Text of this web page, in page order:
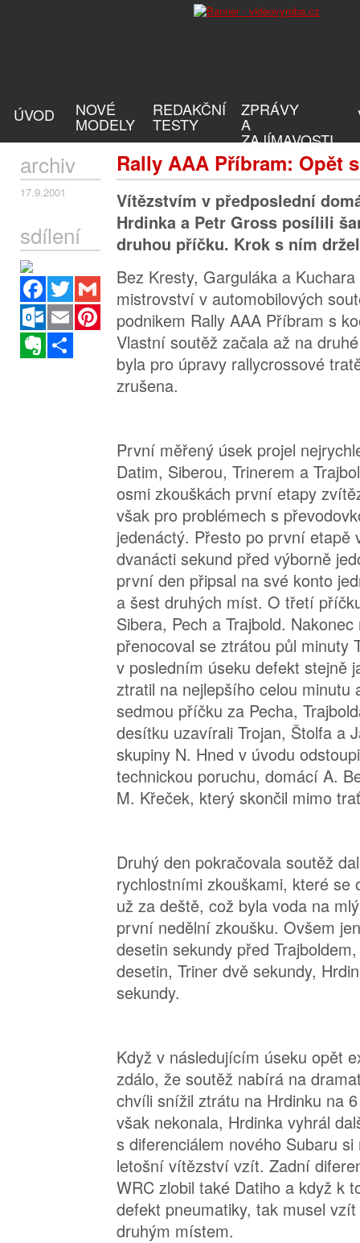
ÚVOD NOVÉ
MODELY
REDAKČNÍ
TESTY
ZPRÁVY
A
ZAJÍMAVOSTI
Rally AAA Příbram: Opět
archiv
17.9.2001
sdílení
Facebook
Twitter
Gmail
Outlook.com
Email
Pinterest
Evernote
Vítězstvím v předposlední
Hrdinka a Petr Gross posílili
druhou příčku. Krok s ním
Bez Kresty, Garguláka a
mistrovství v automobilových
podnikem Rally AAA Příbram s
Vlastní soutěž začala až na
byla pro úpravy rallycrossové
zrušena.
První měřený úsek projel
Datim, Siberou, Trinerem a
osmi zkouškách první etapy
však pro problémech s
jedenáctý. Přesto po první etapě
dvanácti sekund před výborně
první den připsal na své konto
a šest druhých míst. O třetí
Sibera, Pech a Trajbold.
přenocoval se ztrátou půl minuty
v posledním úseku defekt stejně
ztratil na nejlepšího celou minutu
sedmou příčku za Pecha,
desítku uzavírali Trojan, Štolfa a
skupiny N. Hned v úvodu
technickou poruchu, domácí A.
M. Křeček, který skončil mimo
Druhý den pokračovala soutěž
rychlostními zkouškami, které se
už za deště, což byla voda na
první nedělní zkoušku. Ovšem
desetin sekundy před
desetin, Triner dvě sekundy,
sekundy.
Když v následujícím úseku opět
zdálo, že soutěž nabírá na
chvíli snížil ztrátu na Hrdinku na
však nekonala, Hrdinka vyhrál
s diferenciálem nového Subaru
letošní vítězství vzít. Zadní
WRC zlobil také Datiho a když k
defekt pneumatiky, tak musel
druhým místem.